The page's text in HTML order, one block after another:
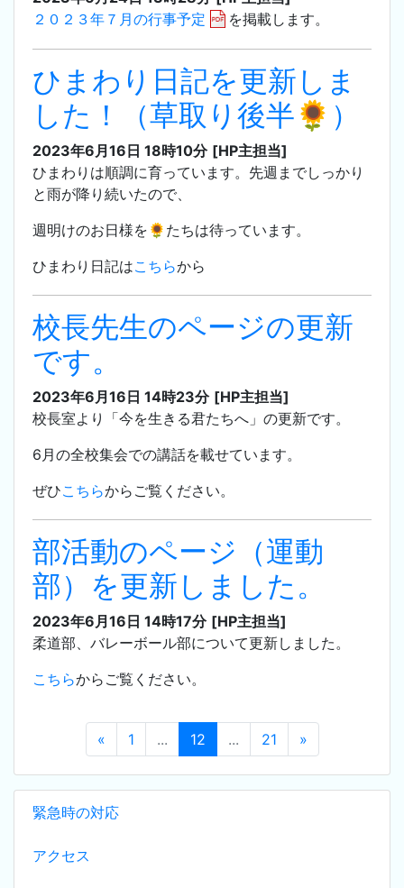
緊急時の対応
アクセス
２０２３年７月の行事予定
を掲載します。
ひまわり日記を更新しま
した！（草取り後半🌻）
2023年6月16日 18時10分 [HP主担当]
ひまわりは順調に育っています。先週までしっかり
と雨が降り続いたので、
週明けのお日様を🌻たちは待っています。
ひまわり日記はこちらから
校長先生のページの更新
です。
2023年6月16日 14時23分 [HP主担当]
校長室より「今を生きる君たちへ」の更新です。
6月の全校集会での講話を載せています。
ぜひこちらからご覧ください。
部活動のページ（運動
部）を更新しました。
2023年6月16日 14時17分 [HP主担当]
柔道部、バレーボール部について更新しました。
こちらからご覧ください。
« 1 ... 12 ... 21 »